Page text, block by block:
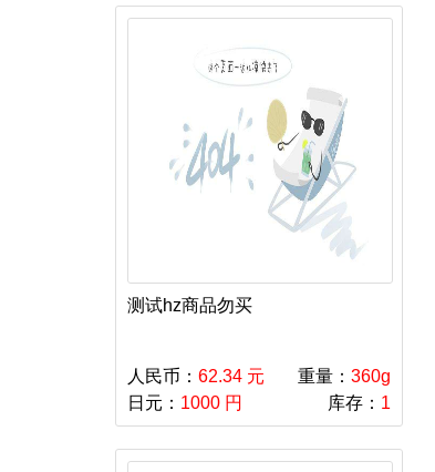
测试hz商品勿买
人民币： 62.34 元 重量： 360g
日元： 1000 円 库存： 1